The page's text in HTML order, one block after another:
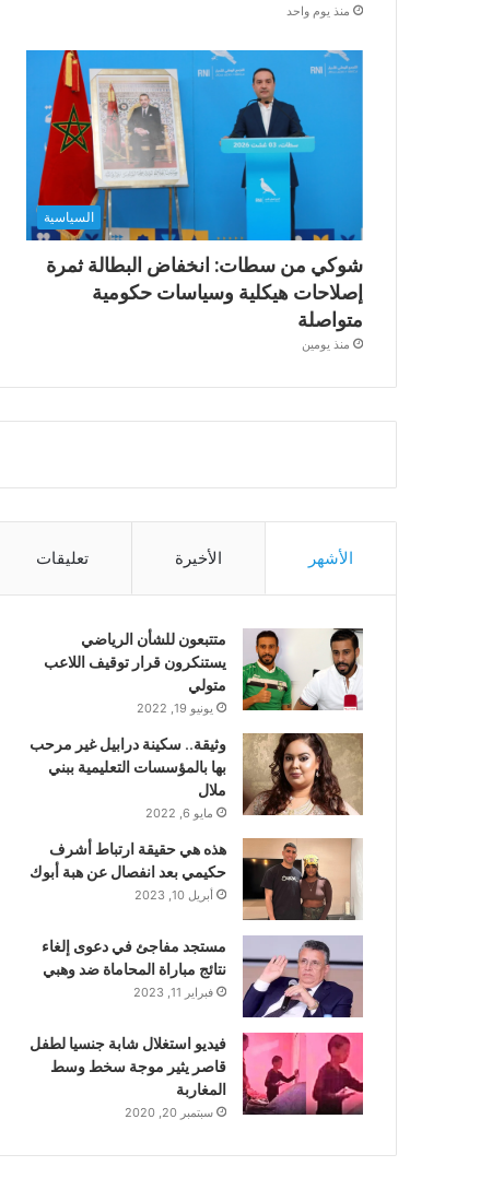
منذ يوم واحد
السياسية
شوكي من سطات: انخفاض البطالة ثمرة
إصلاحات هيكلية وسياسات حكومية
متواصلة
منذ يومين
الأشهر الأخيرة تعليقات
متتبعون للشأن الرياضي
يستنكرون قرار توقيف اللاعب
متولي
يونيو 19, 2022
وثيقة.. سكينة درابيل غير مرحب
بها بالمؤسسات التعليمية ببني
ملال
مايو 6, 2022
هذه هي حقيقة ارتباط أشرف
حكيمي بعد انفصال عن هبة أبوك
أبريل 10, 2023
مستجد مفاجئ في دعوى إلغاء
نتائج مباراة المحاماة ضد وهبي
فبراير 11, 2023
فيديو استغلال شابة جنسيا لطفل
قاصر يثير موجة سخط وسط
المغاربة
سبتمبر 20, 2020